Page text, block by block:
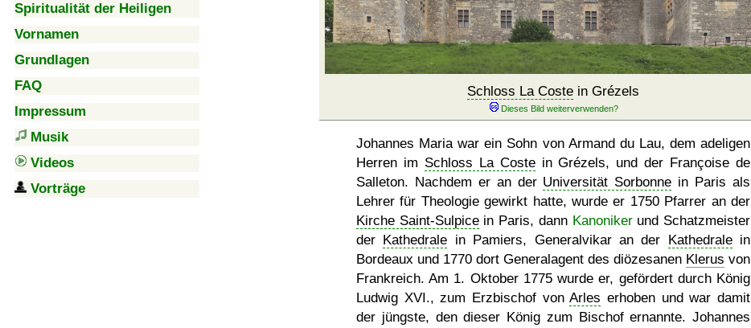
Spiritualität der Heiligen
Vornamen
Grundlagen
FAQ
Impressum
Musik
Videos
Vorträge
Schloss La Coste in Grézels
Johannes Maria war ein Sohn von Armand du Lau, dem adeligen
Herren im Schloss La Costein Grézels, und der Françoise de
Salleton. Nachdem er an der Universität Sorbonne in Paris als
Lehrer für Theologie gewirkt hatte, wurde er 1750 Pfarrer an der
Kirche Saint-Sulpicein Paris, dann Kanonikerund Schatzmeister
der Kathedrale in Pamiers, Generalvikar an der Kathedralein
Bordeaux und 1770 dort Generalagent des diözesanen Klerus von
Frankreich. Am 1. Oktober 1775 wurde er, gefördert durch König
Ludwig XVI., zum Erzbischof vonArles erhoben und war damit
der jüngste, den dieser König zum Bischof ernannte. Johannes